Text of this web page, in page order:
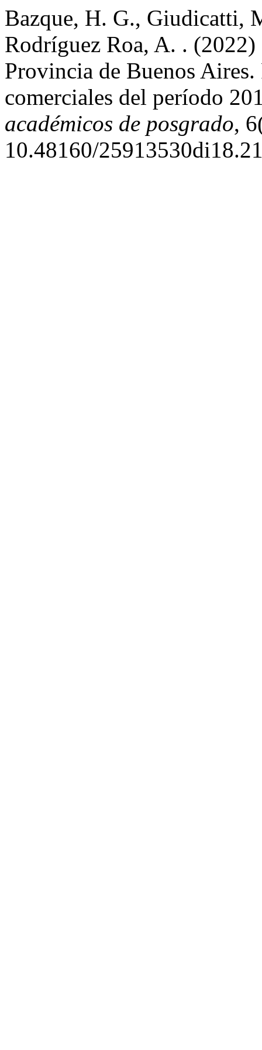
Bazque, H. G., Giudicatti,
Rodríguez Roa, A. .
Provincia de Buenos
comerciales del período
académicos de posgrado,
10.48160/